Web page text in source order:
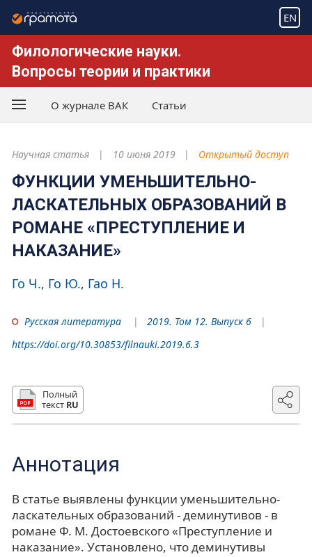
EN
Филологические науки.
Вопросы теории и практики
О журнале ВАК Статьи
Научная статья 10 июня 2019 Открытый доступ
ФУНКЦИИ УМЕНЬШИТЕЛЬНО-
ЛАСКАТЕЛЬНЫХ ОБРАЗОВАНИЙ В
РОМАНЕ «ПРЕСТУПЛЕНИЕ И
НАКАЗАНИЕ»
Го Ч. Го Ю. Гао Н.
Русская литература
2019. Том 12. Выпуск 6
https://doi.org/10.30853/filnauki.2019.6.3
Полный
текст RU
Аннотация
В статье выявлены функции уменьшительно-
ласкательных образований - деминутивов - в
романе Ф. М. Достоевского «Преступление и
наказание». Установлено, что деминутивы